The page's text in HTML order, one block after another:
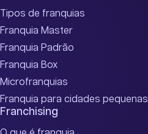
Tipos de franquias
Franquia Master
Franquia Padrão
Franquia Box
Microfranquias
Franquia para cidades pequenas
Franchising